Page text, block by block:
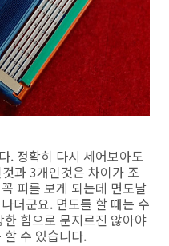
. 정확히 다시 세어보아도
과 3개인것은 차이가 조
피를 보게 되는데 면도날
더군요. 면도를 할 때는 수
힘으로 문지르진 않아야
수 있습니다.